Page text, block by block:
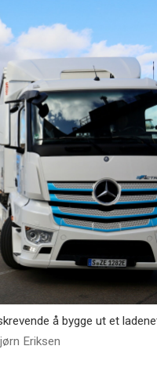
å bygge ut et
Eriksen